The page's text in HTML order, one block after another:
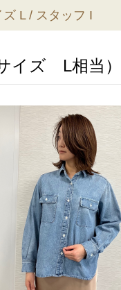
L / スタッフ I
イズ L相当）